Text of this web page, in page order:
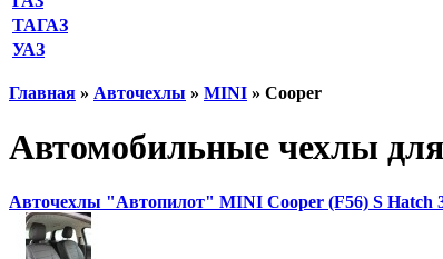
ТАГАЗ
УАЗ
Главная » Авточехлы » MINI » Cooper
Автомобильные чехлы
Авточехлы "Автопилот" MINI Cooper (F56) S Hatch